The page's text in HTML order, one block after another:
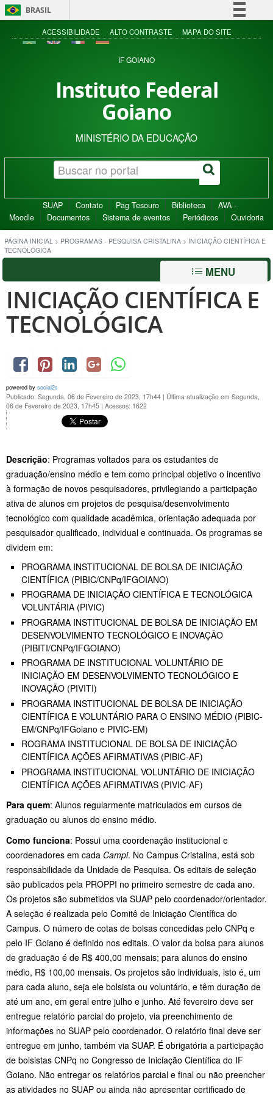
BRASIL
Simplifique!
Acesso à informação
ACESSIBILIDADE ALTO CONTRASTE MAPA DO SITE
IF GOIANO
Instituto Federal
Goiano
MINISTÉRIO DA EDUCAÇÃO
SUAP Contato Pag Tesouro Biblioteca
AVA -
Moodle
Documentos Sistema de eventos Periódicos Ouvidoria
PÁGINA INICIAL > PROGRAMAS - PESQUISA CRISTALINA > INICIAÇÃO CIENTÍFICA E
TECNOLÓGICA
MENU
INICIAÇÃO CIENTÍFICA E
TECNOLÓGICA
powered by social2s
Publicado: Segunda, 06 de Fevereiro de 2023, 17h44 | Última atualização em Segunda,
06 de Fevereiro de 2023, 17h45 | Acessos: 1622
Descrição: Programas voltados para os estudantes de
graduação/ensino médio e tem como principal objetivo o incentivo
à formação de novos pesquisadores, privilegiando a participação
ativa de alunos em projetos de pesquisa/desenvolvimento
tecnológico com qualidade acadêmica, orientação adequada por
pesquisador qualificado, individual e continuada. Os programas se
dividem em:
PROGRAMA INSTITUCIONAL DE BOLSA DE INICIAÇÃO
CIENTÍFICA (PIBIC/CNPq/IFGOIANO)
PROGRAMA DE INICIAÇÃO CIENTÍFICA E TECNOLÓGICA
VOLUNTÁRIA (PIVIC)
PROGRAMA INSTITUCIONAL DE BOLSA DE INICIAÇÃO EM
DESENVOLVIMENTO TECNOLÓGICO E INOVAÇÃO
(PIBITI/CNPq/IFGOIANO)
PROGRAMA DE INSTITUCIONAL VOLUNTÁRIO DE
INICIAÇÃO EM DESENVOLVIMENTO TECNOLÓGICO E
INOVAÇÃO (PIVITI)
PROGRAMA INSTITUCIONAL DE BOLSA DE INICIAÇÃO
CIENTÍFICA E VOLUNTÁRIO PARA O ENSINO MÉDIO (PIBIC-
EM/CNPq/IFGoiano e PIVIC-EM)
ROGRAMA INSTITUCIONAL DE BOLSA DE INICIAÇÃO
CIENTÍFICA AÇÕES AFIRMATIVAS (PIBIC-AF)
PROGRAMA INSTITUCIONAL VOLUNTÁRIO DE INICIAÇÃO
CIENTÍFICA AÇÕES AFIRMATIVAS (PIVIC-AF)
Para quem: Alunos regularmente matriculados em cursos de
graduação ou alunos do ensino médio.
Como funciona: Possui uma coordenação institucional e
coordenadores em cada Campi. No Campus Cristalina, está sob
responsabilidade da Unidade de Pesquisa. Os editais de seleção
são publicados pela PROPPI no primeiro semestre de cada ano.
Os projetos são submetidos via SUAP pelo coordenador/orientador.
A seleção é realizada pelo Comitê de Iniciação Científica do
Campus. O número de cotas de bolsas concedidas pelo CNPq e
pelo IF Goiano é definido nos editais. O valor da bolsa para alunos
de graduação é de R$ 400,00 mensais; para alunos do ensino
médio, R$ 100,00 mensais. Os projetos são individuais, isto é, um
para cada aluno, seja ele bolsista ou voluntário, e têm duração de
até um ano, em geral entre julho e junho. Até fevereiro deve ser
entregue relatório parcial do projeto, via preenchimento de
informações no SUAP pelo coordenador. O relatório final deve ser
entregue em junho, também via SUAP. É obrigatória a participação
de bolsistas CNPq no Congresso de Iniciação Científica do IF
Goiano. Não entregar os relatórios parcial e final ou não preencher
as atividades no SUAP ou ainda não apresentar certificado de